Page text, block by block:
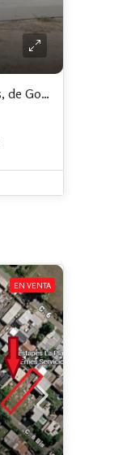
501 y 161-Lote en Barrio Senderos, de Gorina. Financiación del 50 %
EN VENTA